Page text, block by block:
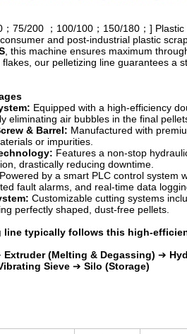
75/200 ；100/100；150/180；]
and post-industrial plastic
, this machine ensures maximum
our pelletizing line guarantees a
Equipped with a high-efficiency
eliminating air bubbles in the final
& Barrel: Manufactured with
or impurities.
Features a non-stop
drastically reducing downtime.
Powered by a smart PLC control system
fault alarms, and real-time data
Customizable cutting systems
perfectly shaped, dust-free pellets.
line typically follows this high-
Extruder (Melting & Degassing) ➔
Sieve ➔ Silo (Storage)